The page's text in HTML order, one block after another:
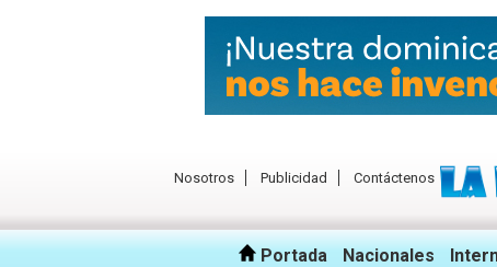
Nosotros Publicidad
Contáctenos
Portada Nacionales